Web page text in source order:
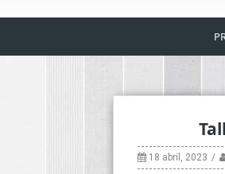
18 abril, 2023